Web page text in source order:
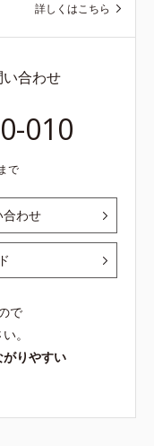
詳しくはこちら
合わせ
010
で
合わせ
で
。
りやすい